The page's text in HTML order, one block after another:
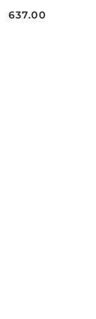
Cena:
637.00